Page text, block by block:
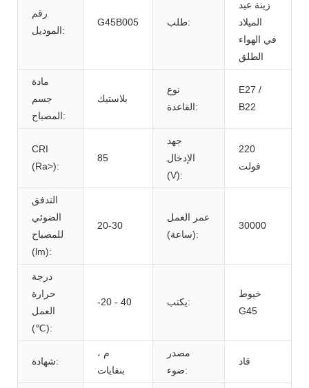
رقم
الموديل:
G45B005 طلب:
زينة عيد
الميلاد
في الهواء
الطلق
مادة
جسم
المصباح:
بلاستيك
نوع
القاعدة:
E27 /
B22
CRI
(Ra>):
85
جهد
الإدخال
(V):
220
فولت
التدفق
الضوئي
للمصباح
(lm):
20-30
عمر العمل
(ساعة):
30000
درجة
حرارة
العمل
(℃):
-20 - 40 يكتب:
خيوط
G45
شهادة:
م ،
بنفايات
مصدر
ضوء:
قاد